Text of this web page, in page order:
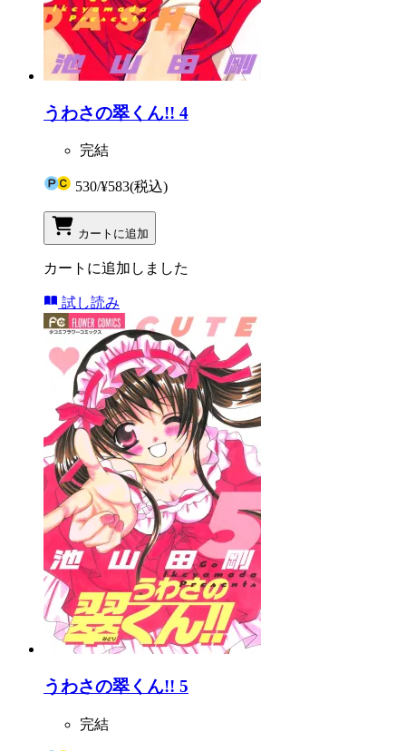
うわさの翠くん!! 4
完結
530/¥583(税込)
カートに追加
カートに追加しました
試し読み
うわさの翠くん!! 5
完結